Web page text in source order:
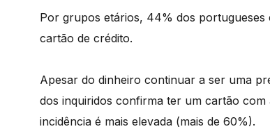
Por grupos etários, 44% dos
cartão de crédito.
Apesar do dinheiro continuar a ser uma
dos inquiridos confirma ter um cartão com
incidência é mais elevada (mais de 60%).